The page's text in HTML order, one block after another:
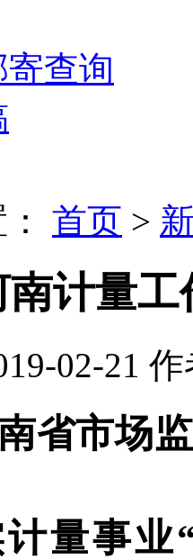
查询
首页 >
南计量
02-21 作
省市场
量事业